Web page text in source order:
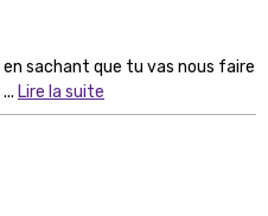
sachant que tu vas nous faire
Lire la suite